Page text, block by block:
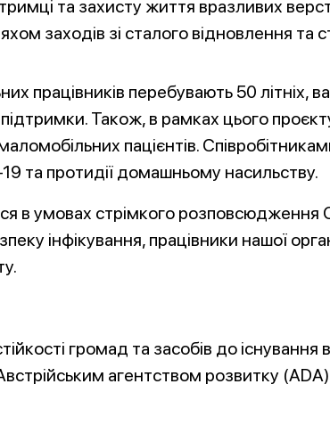
та захисту життя вразливих
заходів зі сталого відновлення та
працівників перебувають 50
Також, в рамках цього
пацієнтів.
та протидії домашньому насильству.
в умовах стрімкого розповсюдження
інфікування, працівники нашої
громад та засобів до
агентством розвитку